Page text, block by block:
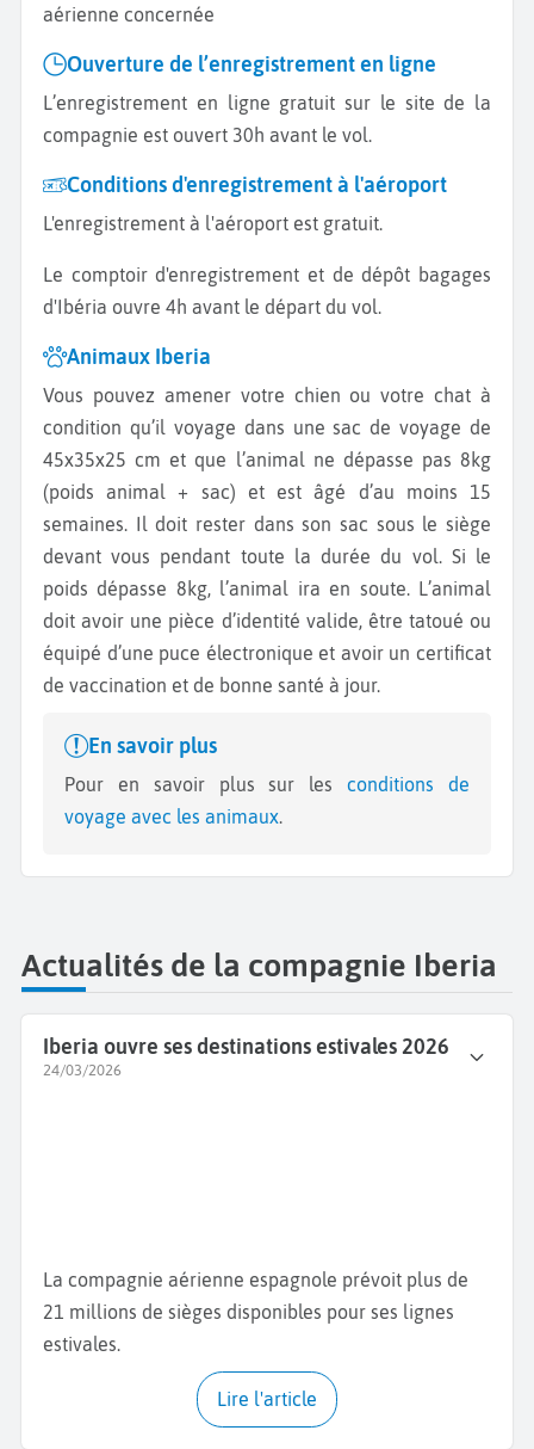
aérienne concernée
Ouverture de l’enregistrement en ligne
L’enregistrement en ligne gratuit sur le site de la
compagnie est ouvert 30h avant le vol.
Conditions d'enregistrement à l'aéroport
L'enregistrement à l'aéroport est gratuit.
Le comptoir d'enregistrement et de dépôt bagages
d'Ibéria ouvre 4h avant le départ du vol.
Animaux Iberia
Vous pouvez amener votre chien ou votre chat à
condition qu’il voyage dans une sac de voyage de
45x35x25 cm et que l’animal ne dépasse pas 8kg
(poids animal + sac) et est âgé d’au moins 15
semaines. Il doit rester dans son sac sous le siège
devant vous pendant toute la durée du vol. Si le
poids dépasse 8kg, l’animal ira en soute. L’animal
doit avoir une pièce d’identité valide, être tatoué ou
équipé d’une puce électronique et avoir un certificat
de vaccination et de bonne santé à jour.
En savoir plus
Pour en savoir plus sur les conditions de
voyage avec les animaux.
Actualités de la compagnie Iberia
Iberia ouvre ses destinations estivales 2026
24/03/2026
La compagnie aérienne espagnole prévoit plus de
21 millions de sièges disponibles pour ses lignes
estivales.
Lire l'article